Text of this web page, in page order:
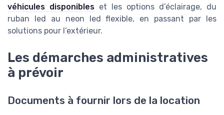
véhicules disponibles et les options d’éclairage, du
ruban led au neon led flexible, en passant par les
solutions pour l’extérieur.
Les démarches administratives
à prévoir
Documents à fournir lors de la location